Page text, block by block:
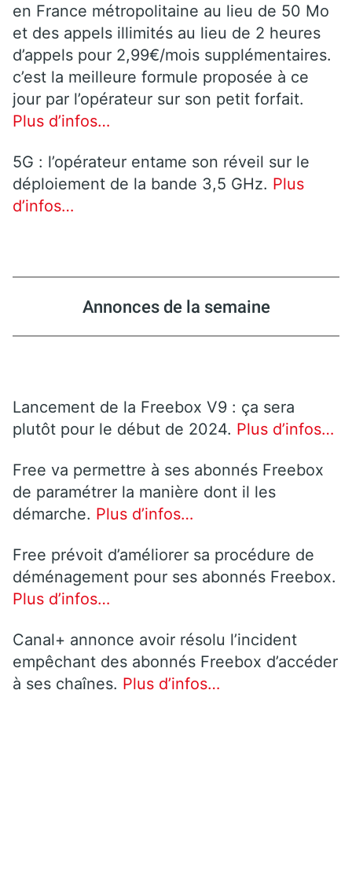
en France métropolitaine au lieu de 50 Mo
et des appels illimités au lieu de 2 heures
d’appels pour 2,99€/mois supplémentaires.
c’est la meilleure formule proposée à ce
jour par l’opérateur sur son petit forfait.
Plus d’infos…
5G : l’opérateur entame son réveil sur le
déploiement de la bande 3,5 GHz. Plus
d’infos…
Annonces de la semaine
Lancement de la Freebox V9 : ça sera
plutôt pour le début de 2024. Plus d’infos…
Free va permettre à ses abonnés Freebox
de paramétrer la manière dont il les
démarche. Plus d’infos…
Free prévoit d’améliorer sa procédure de
déménagement pour ses abonnés Freebox.
Plus d’infos…
Canal+ annonce avoir résolu l’incident
empêchant des abonnés Freebox d’accéder
à ses chaînes. Plus d’infos…